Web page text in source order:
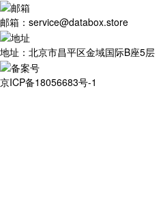
邮箱：service@databox.store
地址：北京市昌平区金域国际B座5层
京ICP备18056683号-1